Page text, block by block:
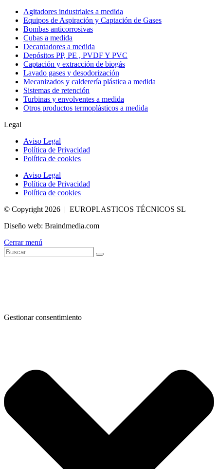
Agitadores industriales a medida
Equipos de Aspiración y Captación de Gases
Bombas anticorrosivas
Cubas a medida
Decantadores a medida
Depósitos PP, PE , PVDF Y PVC
Captación y extracción de biogás
Lavado gases y desodorización
Mecanizados y calderería plástica a medida
Sistemas de retención
Turbinas y envolventes a medida
Otros productos termoplásticos a medida
Legal
Aviso Legal
Política de Privacidad
Política de cookies
Aviso Legal
Política de Privacidad
Política de cookies
© Copyright 2026 | EUROPLASTICOS TÉCNICOS SL
Diseño web: Braindmedia.com
Cerrar menú
Gestionar consentimiento